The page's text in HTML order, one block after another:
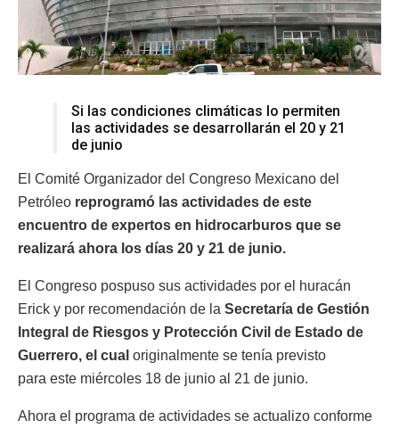
Si las condiciones climáticas lo permiten
las actividades se desarrollarán el 20 y 21
de junio
El Comité Organizador del Congreso Mexicano del
Petróleo reprogramó las actividades de este
encuentro de expertos en hidrocarburos que se
realizará ahora los días 20 y 21 de junio.
El Congreso pospuso sus actividades por el huracán
Erick y por recomendación de la Secretaría de Gestión
Integral de Riesgos y Protección Civil de Estado de
Guerrero, el cual originalmente se tenía previsto
para este miércoles 18 de junio al 21 de junio.
Ahora el programa de actividades se actualizo conforme